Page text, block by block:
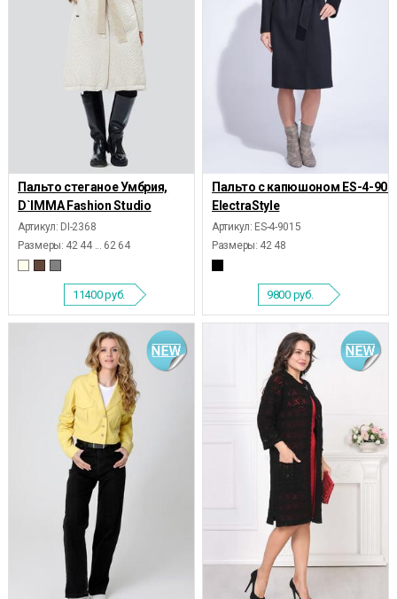
Пальто стеганое Умбрия,
D`IMMA Fashion Studio
Артикул: DI-2368
Размеры: 42 44 ... 62 64
11400руб.
Пальто с капюшоном ES-4-
ElectraStyle
Артикул: ES-4-9015
Размеры: 42 48
9800 руб.